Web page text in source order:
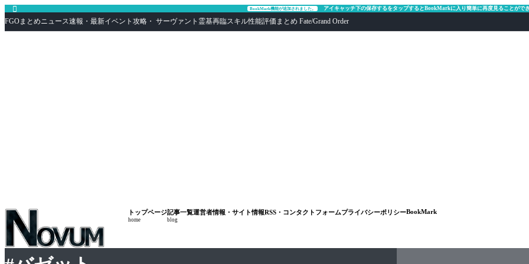
 BookMark機能が追加されました。 アイキャッチ下の保存するをタップするとBookMarkに入り簡単に再度見ることができ
FGOまとめニュース速報・最新イベント攻略・ サーヴァント霊基再臨スキル性能評価まとめ Fate/Grand Order
トップページ
home
記事一覧
blog
運営者情報・サイト情報RSS・コンタクトフォームプライバシーポリシーBookMark